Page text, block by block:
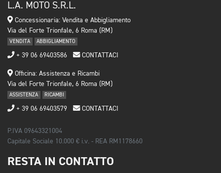
L.A. MOTO S.R.L.
Concessionaria: Vendita e Abbigliamento
Via del Forte Trionfale, 6 Roma (RM)
VENDITA ABBIGLIAMENTO
+ 39 06 69403586 CONTATTACI
Officina: Assistenza e Ricambi
Via del Forte Trionfale, 6 Roma (RM)
ASSISTENZA RICAMBI
+ 39 06 69403579 CONTATTACI
P.IVA 09643321004
Capitale Sociale 10.000 € i.v. - REA RM1178660
RESTA IN CONTATTO